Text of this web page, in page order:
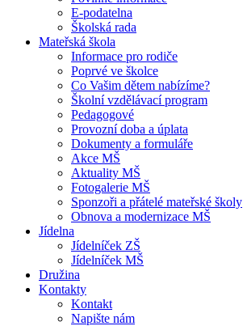
E-podatelna
Školská rada
Mateřská škola
Informace pro rodiče
Poprvé ve školce
Co Vašim dětem nabízíme?
Školní vzdělávací program
Pedagogové
Provozní doba a úplata
Dokumenty a formuláře
Akce MŠ
Aktuality MŠ
Fotogalerie MŠ
Sponzoři a přátelé mateřské školy
Obnova a modernizace MŠ
Jídelna
Jídelníček ZŠ
Jídelníček MŠ
Družina
Kontakty
Kontakt
Napište nám